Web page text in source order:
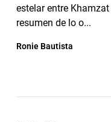
estelar entre
resumen de lo o...
Ronie Bautista